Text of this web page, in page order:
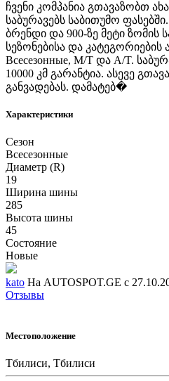
ჩვენი კომპანია გთავაზობთ
საბურავებს საბითუმო ფასებში.
ბრენდი და 900-ზე მეტი ზომის
სეზონებისა და კატეგორიების
Всесезонные, M/T და A/T.
10000 კმ გარანტია. ასევე
განვადებას. დამატებ�
Характеристики
Сезон
Всесезонные
Диаметр (R)
19
Ширина шины
285
Высота шины
45
Состояние
Новые
kato На AUTOSPOT.GE с
Отзывы
Местоположение
Тбилиси, Тбилиси